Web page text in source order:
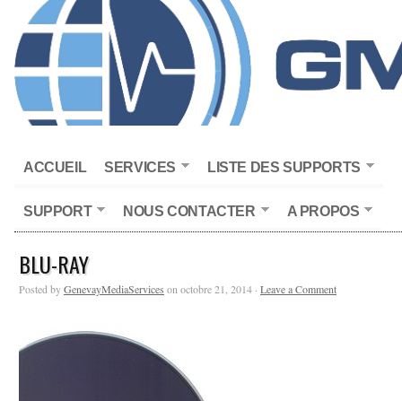
ACCUEIL SERVICES LISTE DES SUPPORTS
SUPPORT NOUS CONTACTER A PROPOS
BLU-RAY
Posted byGenevayMediaServices on octobre 21, 2014 · Leave a Comment